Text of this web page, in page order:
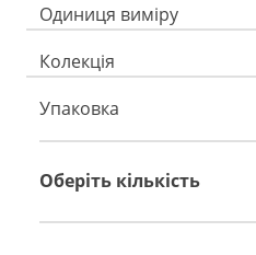
Одиниця виміру
Колекція
Упаковка
Оберіть кількість